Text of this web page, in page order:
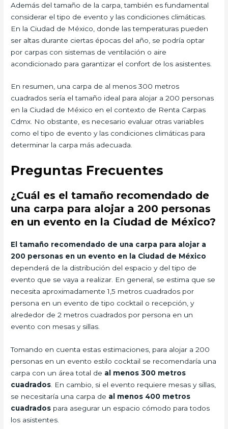
Además del tamaño de la carpa, también es fundamental
considerar el tipo de evento y las condiciones climáticas.
En la Ciudad de México, donde las temperaturas pueden
ser altas durante ciertas épocas del año, se podría optar
por carpas con sistemas de ventilación o aire
acondicionado para garantizar el confort de los asistentes.
En resumen, una carpa de al menos 300 metros
cuadrados sería el tamaño ideal para alojar a 200 personas
en la Ciudad de México en el contexto de Renta Carpas
Cdmx. No obstante, es necesario evaluar otras variables
como el tipo de evento y las condiciones climáticas para
determinar la carpa más adecuada.
Preguntas Frecuentes
¿Cuál es el tamaño recomendado de
una carpa para alojar a 200 personas
en un evento en la Ciudad de México?
El tamaño recomendado de una carpa para alojar a
200 personas en un evento en la Ciudad de México
dependerá de la distribución del espacio y del tipo de
evento que se vaya a realizar. En general, se estima que se
necesita aproximadamente 1,5 metros cuadrados por
persona en un evento de tipo cocktail o recepción, y
alrededor de 2 metros cuadrados por persona en un
evento con mesas y sillas.
Tomando en cuenta estas estimaciones, para alojar a 200
personas en un evento estilo cocktail se recomendaría una
carpa con un área total de al menos 300 metros
cuadrados . En cambio, si el evento requiere mesas y sillas,
se necesitaría una carpa de al menos 400 metros
cuadrados para asegurar un espacio cómodo para todos
los asistentes.